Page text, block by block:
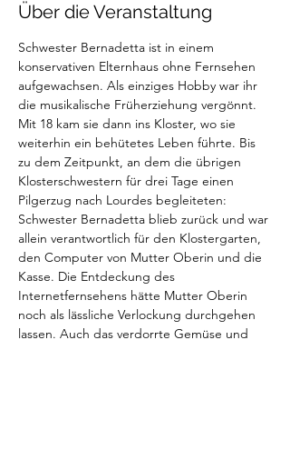
Über die Veranstaltung
Schwester Bernadetta ist in einem
konservativen Elternhaus ohne Fernsehen
aufgewachsen. Als einziges Hobby war ihr
die musikalische Früherziehung vergönnt.
Mit 18 kam sie dann ins Kloster, wo sie
weiterhin ein behütetes Leben führte. Bis
zu dem Zeitpunkt, an dem die übrigen
Klosterschwestern für drei Tage einen
Pilgerzug nach Lourdes begleiteten:
Schwester Bernadetta blieb zurück und war
allein verantwortlich für den Klostergarten,
den Computer von Mutter Oberin und die
Kasse. Die Entdeckung des
Internetfernsehens hätte Mutter Oberin
noch als lässliche Verlockung durchgehen
lassen. Auch das verdorrte Gemüse und